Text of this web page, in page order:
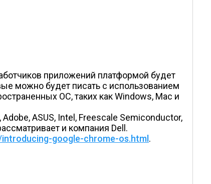
приложений платформой будет
можно будет писать с использованием
ОС, таких как Windows, Mac и
ASUS, Intel, Freescale Semiconductor,
и компания Dell.
google-chrome-os.html .